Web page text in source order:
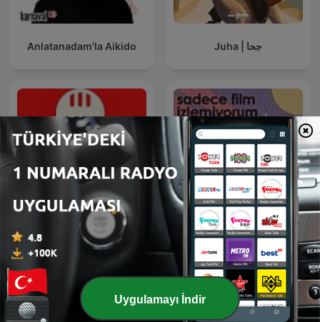
Anlatanadam'la Aikido Juha | جحا
Podcast Türkiye sadece film izlemiyorum
Uygulamayı İndir